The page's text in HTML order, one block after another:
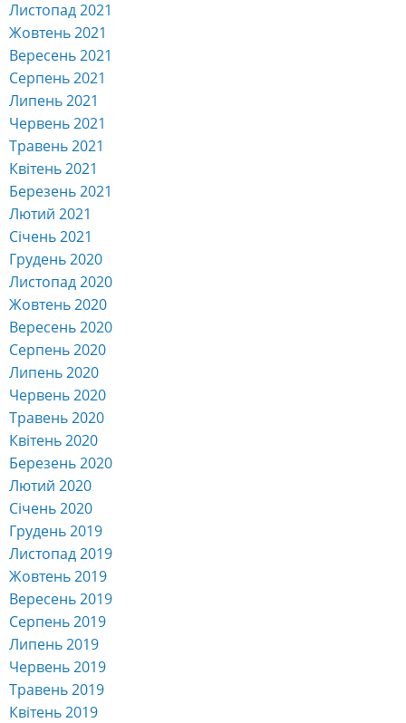
Листопад 2021
Жовтень 2021
Вересень 2021
Серпень 2021
Липень 2021
Червень 2021
Травень 2021
Квітень 2021
Березень 2021
Лютий 2021
Січень 2021
Грудень 2020
Листопад 2020
Жовтень 2020
Вересень 2020
Серпень 2020
Липень 2020
Червень 2020
Травень 2020
Квітень 2020
Березень 2020
Лютий 2020
Січень 2020
Грудень 2019
Листопад 2019
Жовтень 2019
Вересень 2019
Серпень 2019
Липень 2019
Червень 2019
Травень 2019
Квітень 2019